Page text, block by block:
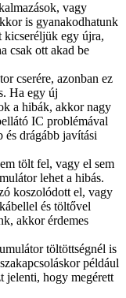
vagy
is gyanakodhatunk
egy újra,
csak ott akad be
cserére, azonban ez
Ha egy új
a hibák, akkor nagy
IC problémával
drágább javítási
tölt fel, vagy el sem
lehet a hibás.
koszolódott el, vagy
és töltővel
akkor érdemes
töltöttségnél is
például
jelenti, hogy megérett